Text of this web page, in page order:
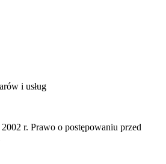
i usług
r. Prawo o postępowaniu przed